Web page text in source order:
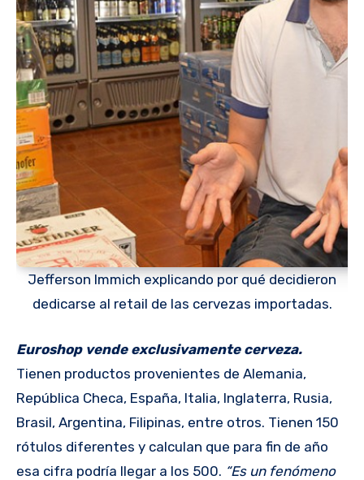
Jefferson Immich explicando por qué decidieron
dedicarse al retail de las cervezas importadas.
Euroshop vende exclusivamente cerveza.
Tienen productos provenientes de Alemania,
República Checa, España, Italia, Inglaterra, Rusia,
Brasil, Argentina, Filipinas, entre otros. Tienen 150
rótulos diferentes y calculan que para fin de año
esa cifra podría llegar a los 500. “Es un fenómeno